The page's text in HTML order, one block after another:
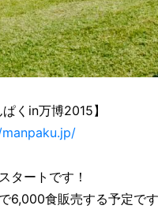
ぱくin万博2015】
タートです！
6,000食販売する予定で